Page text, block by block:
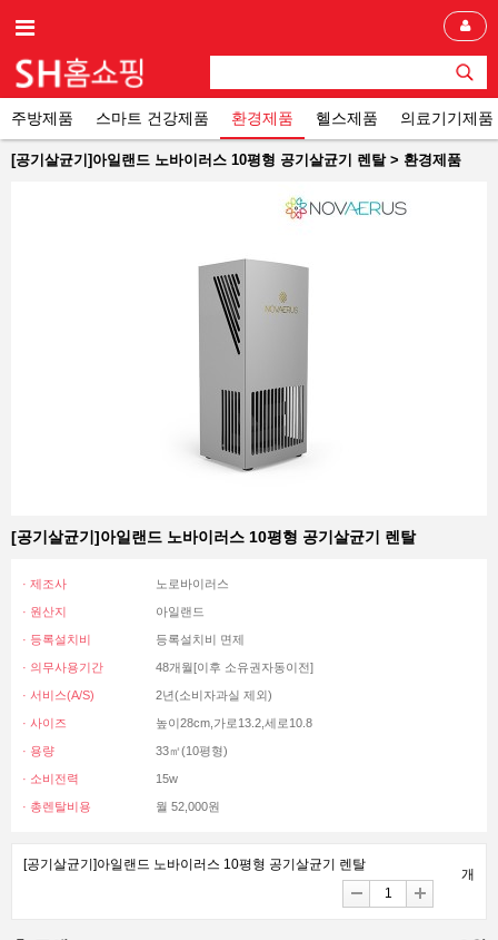
주방제품 스마트 건강제품 환경제품 헬스제품 의료기기제품
[공기살균기]아일랜드 노바이러스 10평형 공기살균기 렌탈 > 환경제품
[공기살균기]아일랜드 노바이러스 10평형 공기살균기 렌탈
· 제조사 노로바이러스
· 원산지 아일랜드
· 등록설치비 등록설치비 면제
· 의무사용기간 48개월[이후 소유권자동이전]
· 서비스(A/S) 2년(소비자과실 제외)
· 사이즈 높이28cm,가로13.2,세로10.8
· 용량 33㎡(10평형)
· 소비전력 15w
· 총렌탈비용 월 52,000원
[공기살균기]아일랜드 노바이러스 10평형 공기살균기 렌탈
개